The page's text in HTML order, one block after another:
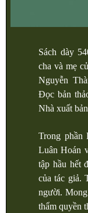
Sách dày
cha và mẹ
Nguyễn
Đọc bản
Nhà xuất
Trong
Luân Hoán
tập hầu hết
của tác giả.
người.
thẩm quyền